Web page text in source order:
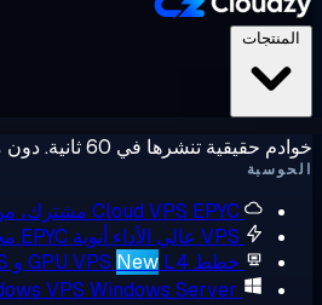
المنتجات
خوادم حقيقية تنشرها في 60 ثانية. دون متاهة بيع إضافي.
الحوسبة
Cloud VPS EPYC مشترك، من 2.48 دولار/شهر
VPS عالي الأداء
أنوية EPYC مخصصة، DDR5
خطط GPU VPS
New L4 و L40S و H100 عند الطلب
VPS Windows Server، تحكم كامل